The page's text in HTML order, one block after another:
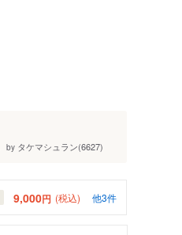
by タケマシュラン(6627)
9,000円 (税込) 他3件